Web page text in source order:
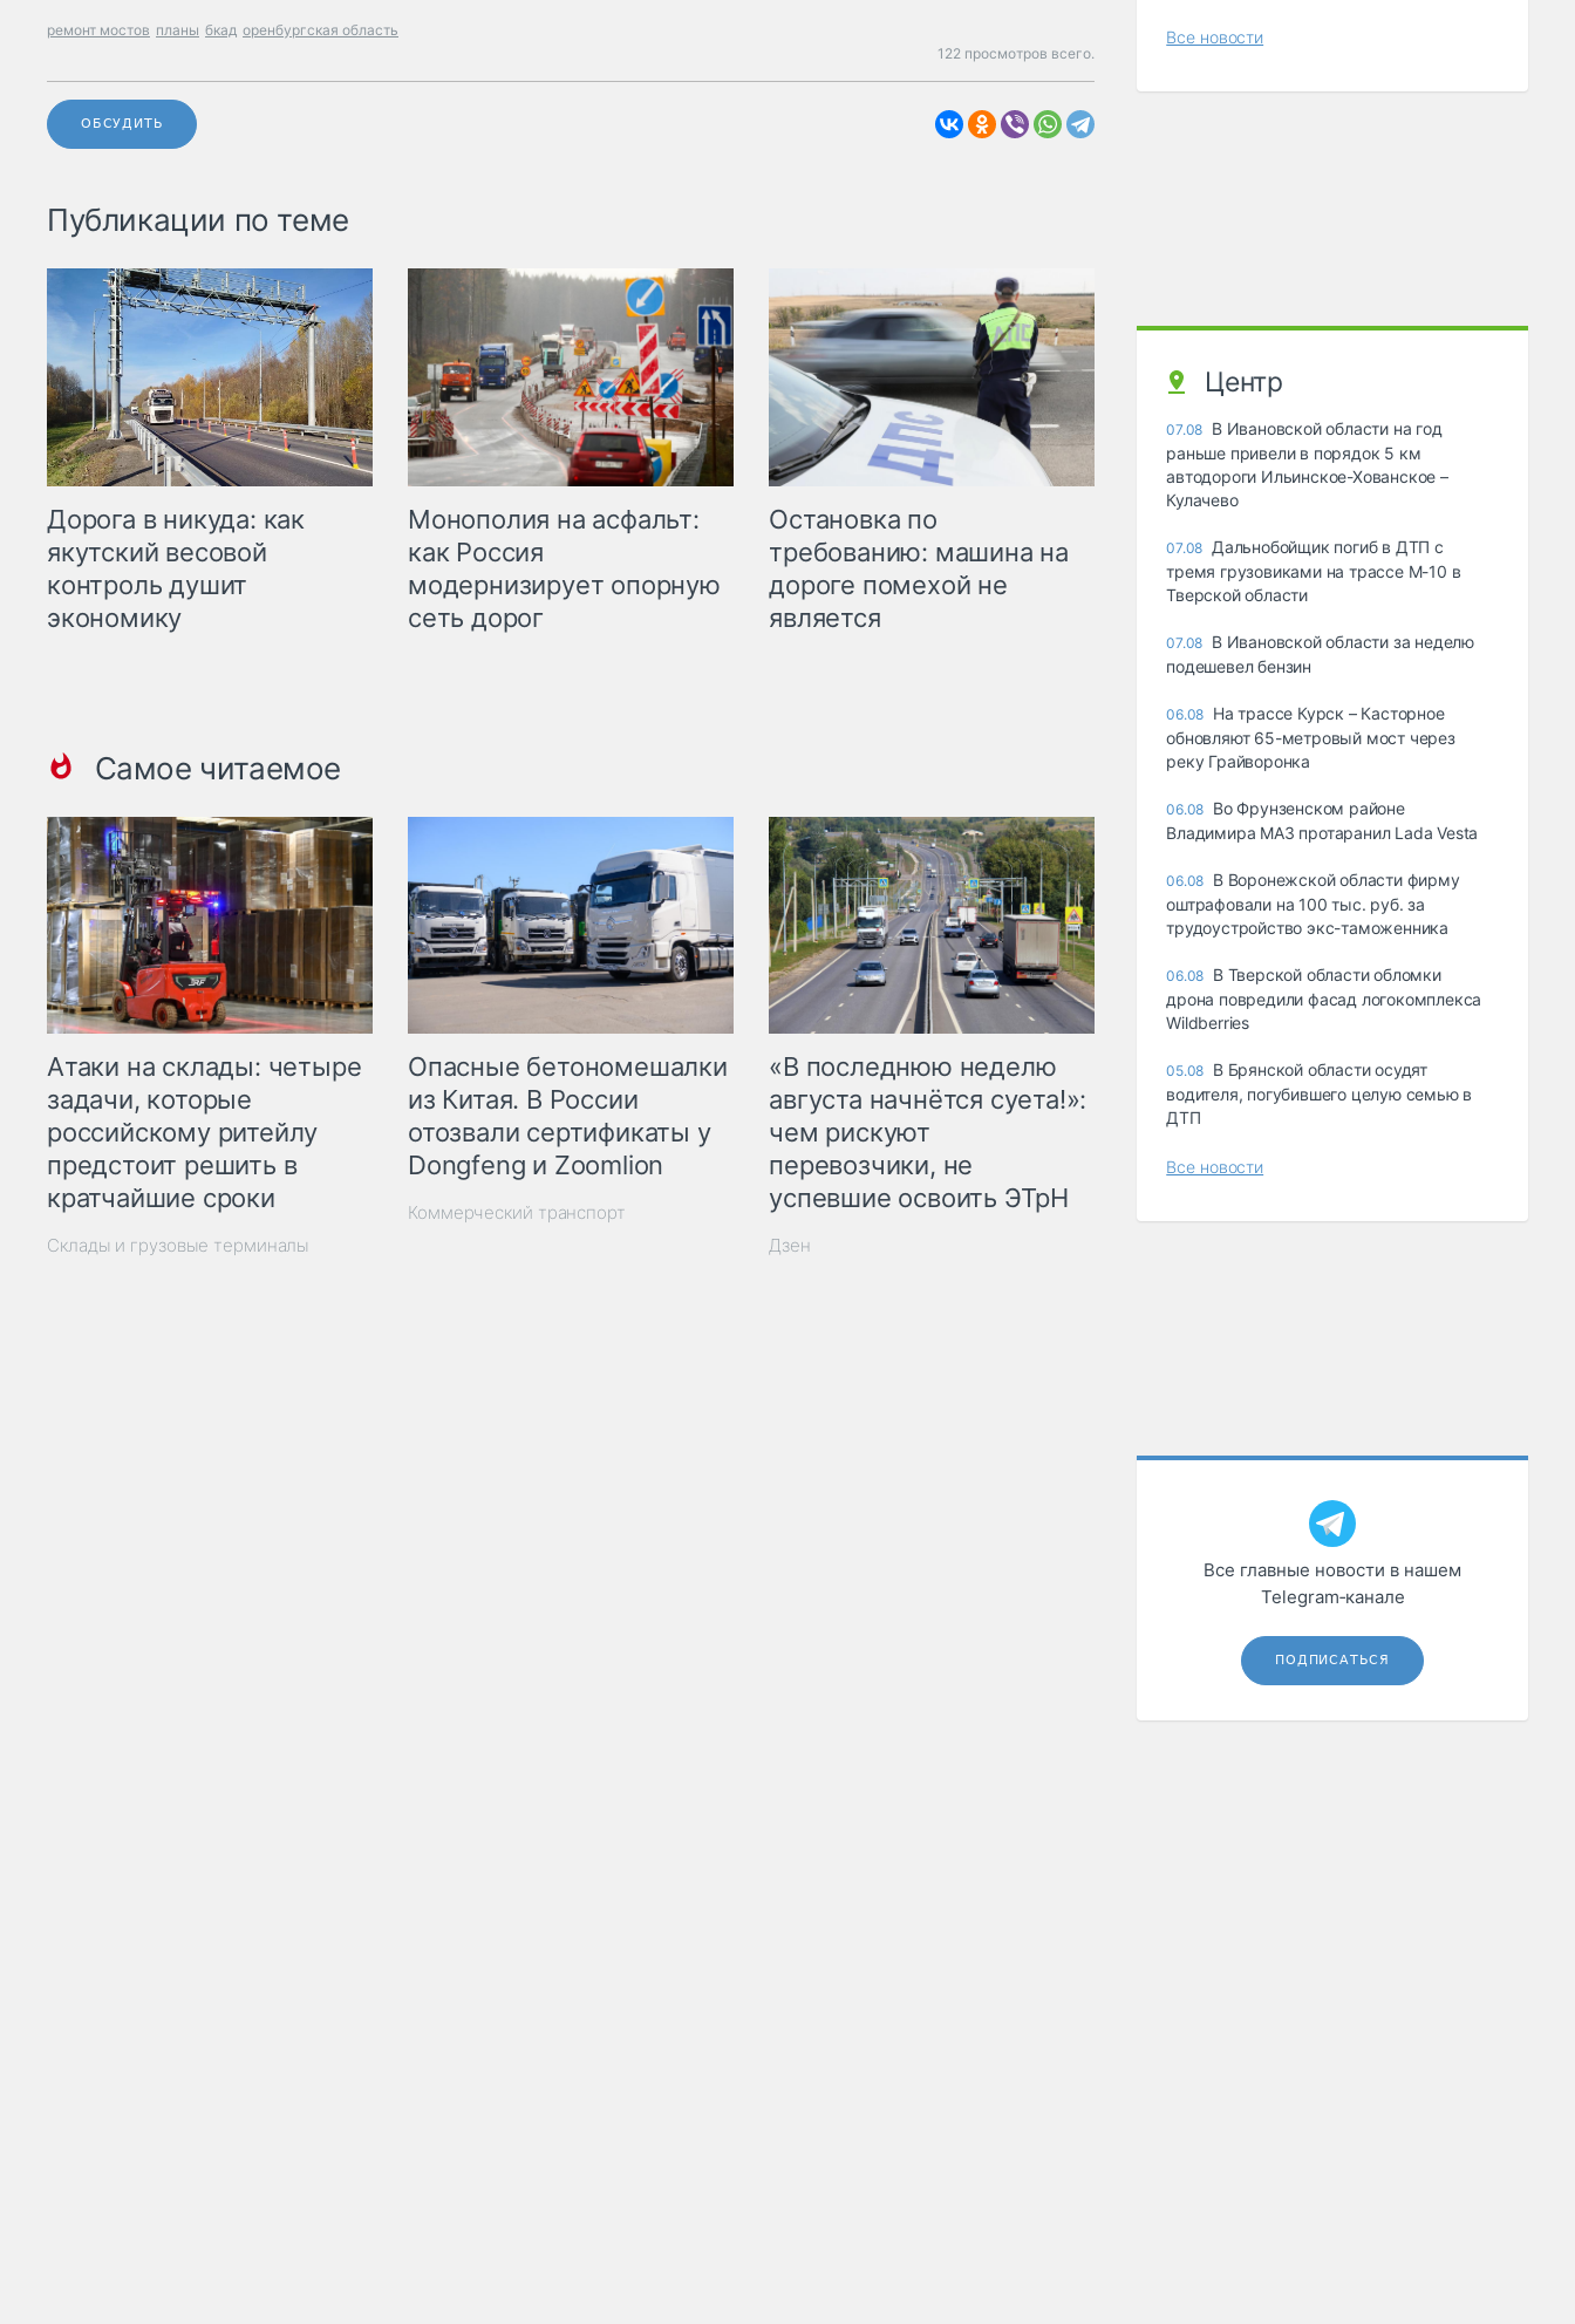
ремонт мостов планы бкад оренбургская область
122 просмотров всего.
ОБСУДИТЬ
Публикации по теме
Дорога в никуда: как
якутский весовой
контроль душит
экономику
Монополия на асфальт:
как Россия
модернизирует опорную
сеть дорог
Остановка по
требованию: машина на
дороге помехой не
является
Самое читаемое
Атаки на склады: четыре
задачи, которые
российскому ритейлу
предстоит решить в
кратчайшие сроки
Склады и грузовые терминалы
Опасные бетономешалки
из Китая. В России
отозвали сертификаты у
Dongfeng и Zoomlion
Коммерческий транспорт
«В последнюю неделю
августа начнётся суета!»:
чем рискуют
перевозчики, не
успевшие освоить ЭТрН
Дзен
Все новости
Центр
07.08 В Ивановской области на год
раньше привели в порядок 5 км
автодороги Ильинское-Хованское –
Кулачево
07.08 Дальнобойщик погиб в ДТП с
тремя грузовиками на трассе М-10 в
Тверской области
07.08 В Ивановской области за неделю
подешевел бензин
06.08 На трассе Курск – Касторное
обновляют 65-метровый мост через
реку Грайворонка
06.08 Во Фрунзенском районе
Владимира МАЗ протаранил Lada Vesta
06.08 В Воронежской области фирму
оштрафовали на 100 тыс. руб. за
трудоустройство экс-таможенника
06.08 В Тверской области обломки
дрона повредили фасад логокомплекса
Wildberries
05.08 В Брянской области осудят
водителя, погубившего целую семью в
ДТП
Все новости
Все главные новости в нашем
Telegram‑канале
ПОДПИСАТЬСЯ